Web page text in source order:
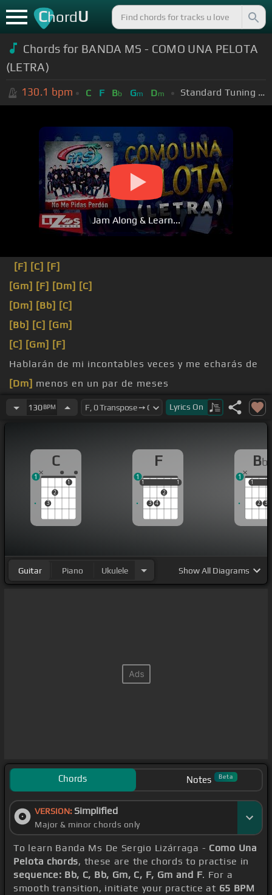
ChordU
Chords for BANDA MS - COMO UNA PELOTA
(LETRA)
130.1 bpm C F Bb Gm Dm Standard Tuning (EADGBE)
Jam Along & Learn...
[F] [C] [F]
[Gm] [F] [Dm] [C]
[Dm] [Bb] [C]
[Bb] [C] [Gm]
[C] [Gm] [F]
Hablarán de mi incontables veces y me echarás de
[Dm] menos en un par de meses
vida un tormento cuando no me[C]salga de tu
[Bb]
[Dm]
130BPM Lyrics On
C
3
2
1
1
F
1
3 4
2
1
1 1
1
Bb
1
2 3
1
1
Guitar Piano Ukulele ShowAll Diagrams
Chords Notes Beta
VERSION: Simplified
Major & minor chords only
To learn Banda Ms De Sergio Lizárraga - Como Una
Pelota chords, these are the chords to practise in
sequence: Bb, C, Bb, Gm, C, F, Gm and F. For a
smooth transition, initiate your practice at 65 BPM